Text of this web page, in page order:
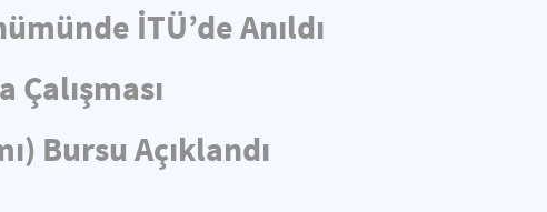
İTÜ’de Anıldı
Çalışması
Bursu Açıklandı